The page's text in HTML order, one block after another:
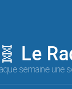
🧬 Le
semaine une